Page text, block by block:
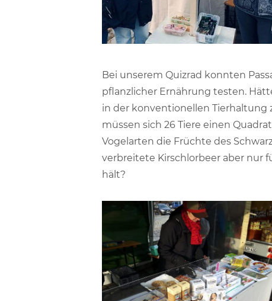
Bei unserem Quizrad konnten
pflanzlicher Ernährung testen.
in der konventionellen Tierhaltung
müssen sich 26 Tiere einen
Vogelarten die Früchte des
verbreitete Kirschlorbeer aber nur
hält?